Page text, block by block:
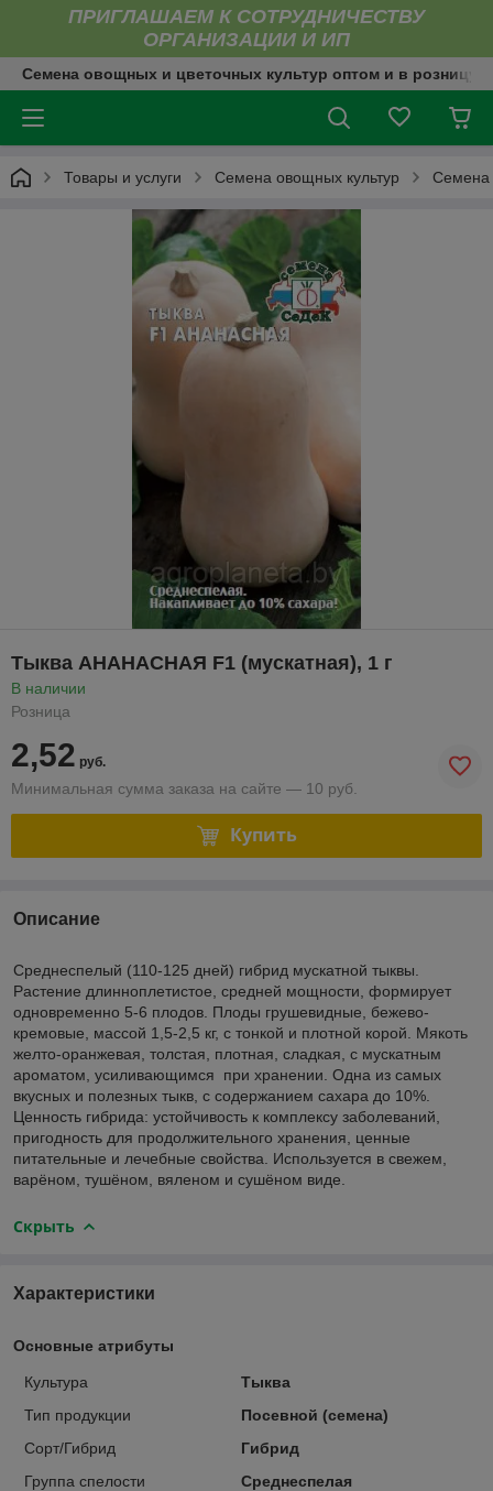
ПРИГЛАШАЕМ К СОТРУДНИЧЕСТВУ
ОРГАНИЗАЦИИ И ИП
Семена овощных и цветочных культур оптом и в розницу
Товары и услуги Семена овощных культур Семена
Тыква АНАНАСНАЯ F1 (мускатная), 1 г
В наличии
Розница
2,52 руб.
Минимальная сумма заказа на сайте — 10 руб.
Купить
Описание
Среднеспелый (110-125 дней) гибрид мускатной тыквы.
Растение длинноплетистое, средней мощности, формирует
одновременно 5-6 плодов. Плоды грушевидные, бежево-
кремовые, массой 1,5-2,5 кг, с тонкой и плотной корой. Мякоть
желто-оранжевая, толстая, плотная, сладкая, с мускатным
ароматом, усиливающимся при хранении. Одна из самых
вкусных и полезных тыкв, с содержанием сахара до 10%.
Ценность гибрида: устойчивость к комплексу заболеваний,
пригодность для продолжительного хранения, ценные
питательные и лечебные свойства. Используется в свежем,
варёном, тушёном, вяленом и сушёном виде.
Скрыть
Характеристики
Основные атрибуты
Культура
Тыква
Тип продукции
Посевной (семена)
Сорт/Гибрид
Гибрид
Группа спелости
Среднеспелая